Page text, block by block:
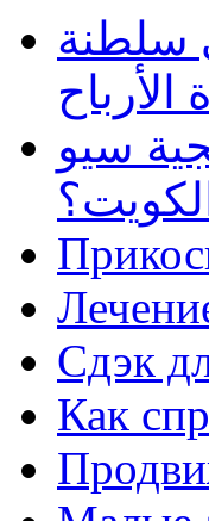
سلطنة
سيو
Сдэк
Как